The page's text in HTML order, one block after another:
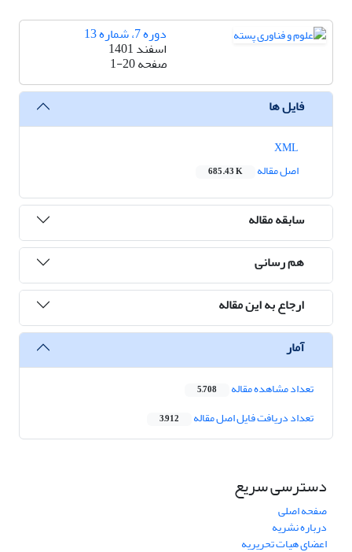
دوره 7، شماره 13
اسفند 1401
صفحه1-20
فایل ها
اصل مقاله
685.43 K
سابقه مقاله
هم رسانی
ارجاع به این مقاله
آمار
تعداد مشاهده مقاله 5,708
تعداد دریافت فایل اصل مقاله 3,912
دسترسی سریع
صفحه اصلی
درباره نشریه
اعضای هیات تحریریه